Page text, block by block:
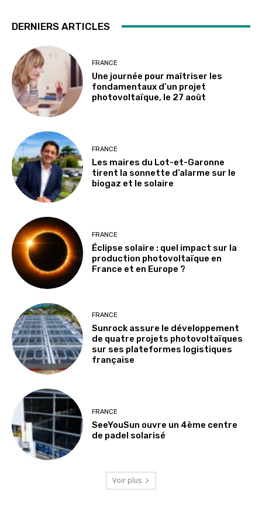
DERNIERS ARTICLES
FRANCE
Une journée pour maîtriser les
fondamentaux d’un projet
photovoltaïque, le 27 août
FRANCE
Les maires du Lot-et-Garonne
tirent la sonnette d’alarme sur le
biogaz et le solaire
FRANCE
Éclipse solaire : quel impact sur la
production photovoltaïque en
France et en Europe ?
FRANCE
Sunrock assure le développement
de quatre projets photovoltaïques
sur ses plateformes logistiques
française
FRANCE
SeeYouSun ouvre un 4ème centre
de padel solarisé
Voir plus